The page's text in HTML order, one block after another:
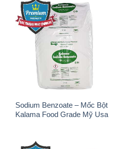
Sodium Benzoate – Mốc Bột
Kalama Food Grade Mỹ Usa